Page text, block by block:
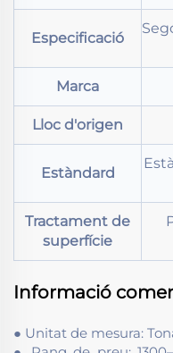
Especificació
Marca
Lloc d'origen
Estàndard
Tractament de
superfície
Informació
● Unitat de mesura: